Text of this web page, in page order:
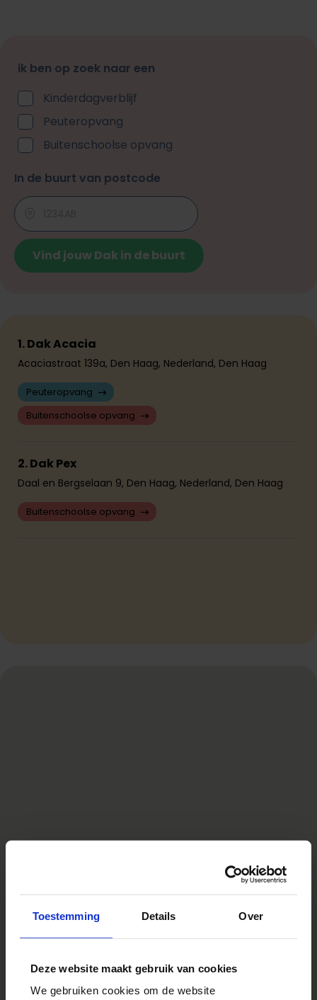
Toestemming Details Over
Deze website maakt gebruik van cookies
We gebruiken cookies om de website
ik ben op zoek naar een
Kinderdagverblijf
Peuteropvang
Buitenschoolse opvang
In de buurt van postcode
Vind jouw Dak in de buurt
1. Dak Acacia
Acaciastraat 139a, Den Haag, Nederland, Den Haag
Peuteropvang
Buitenschoolse opvang
2. Dak Pex
Daal en Bergselaan 9, Den Haag, Nederland, Den Haag
Buitenschoolse opvang
1